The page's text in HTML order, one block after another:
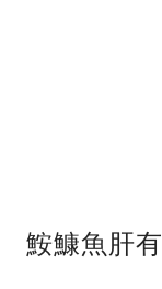
鮟鱇魚肝